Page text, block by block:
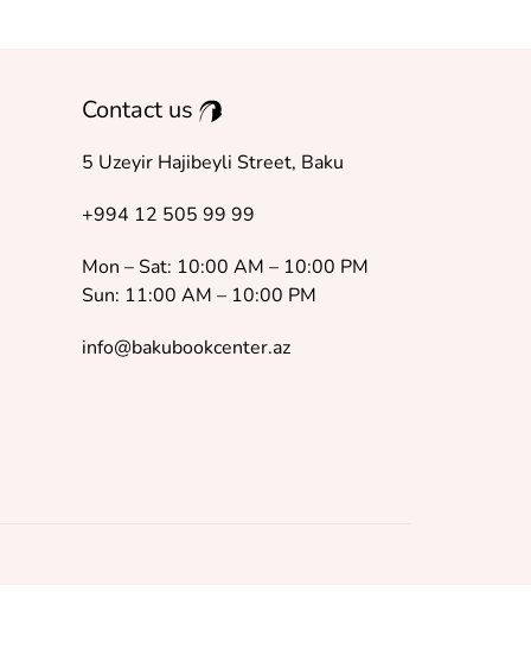
Contact us
5 Uzeyir Hajibeyli Street, Baku
+994 12 505 99 99
Mon – Sat: 10:00 AM – 10:00 PM
Sun: 11:00 AM – 10:00 PM
info@bakubookcenter.az